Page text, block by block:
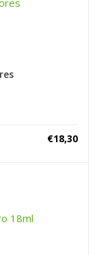
€18,30